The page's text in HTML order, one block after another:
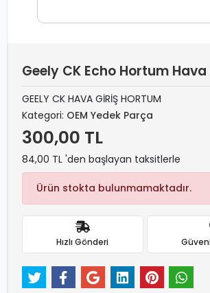
Geely CK Echo Hortum
GEELY CK HAVA GİRİŞ HORTUM
Kategori: OEM Yedek Parça
300,00 TL
84,00 TL 'den başlayan taksitlerle
Ürün stokta bulunmamaktadır.
Hızlı Gönderi